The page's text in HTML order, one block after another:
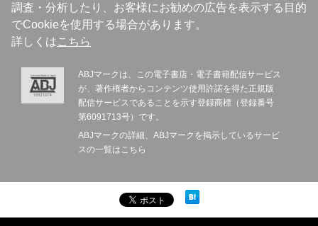
調査・分析したり、お客様にお勧めの広告を表示する目的
でCookieを使用する場合があります。
詳しくはこちら
ABJマークは、この電子書店・電子書籍配信サービス
が、著作権者からコンテンツ使用許諾を得た正規版
配信サービスであることを示す登録商標（登録番号
第6091713号）です。
ABJマークの詳細、ABJマークを掲示しているサービ
スの一覧はこちら